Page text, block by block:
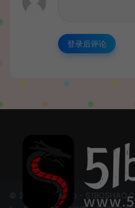
登录后评论
© 2024 51boshao -